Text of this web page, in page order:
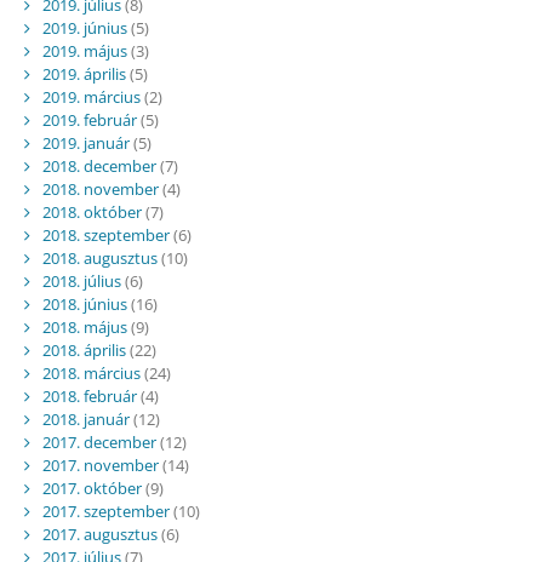
2019. július(8)
2019. június(5)
2019. május(3)
2019. április(5)
2019. március(2)
2019. február(5)
2019. január(5)
2018. december(7)
2018. november(4)
2018. október(7)
2018. szeptember(6)
2018. augusztus(10)
2018. július(6)
2018. június(16)
2018. május(9)
2018. április(22)
2018. március(24)
2018. február(4)
2018. január(12)
2017. december(12)
2017. november(14)
2017. október(9)
2017. szeptember(10)
2017. augusztus(6)
2017. július(7)